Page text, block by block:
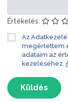
Értékelés:
Az
megértettem
adataim az
kezeléséhez.
Küldés